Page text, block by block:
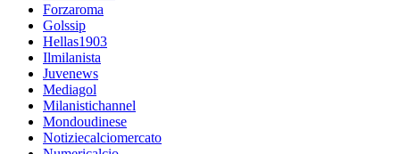
Forzaroma
Golssip
Hellas1903
Ilmilanista
Juvenews
Mediagol
Milanistichannel
Mondoudinese
Notiziecalciomercato